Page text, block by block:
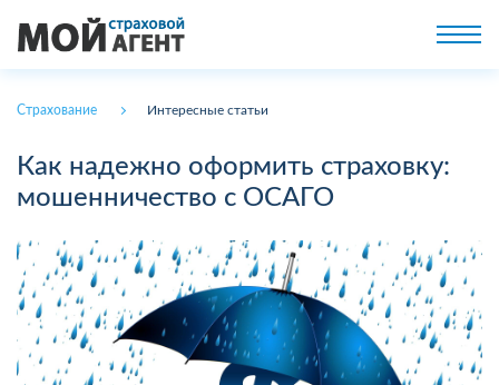
Страхование Интересные статьи
Как надежно оформить страховку:
мошенничество с ОСАГО